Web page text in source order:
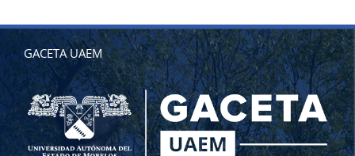
GACETA UAEM